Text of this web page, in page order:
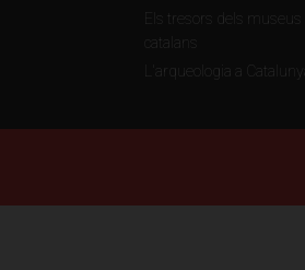
Els tresors dels museus
catalans
L'arqueologia a Catalunya